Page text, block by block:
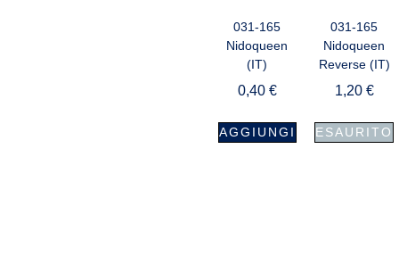
031-165
Nidoqueen
(IT)
0,40 €
AGGIUNGI
031-165
Nidoqueen
Reverse (IT)
1,20 €
ESAURITO